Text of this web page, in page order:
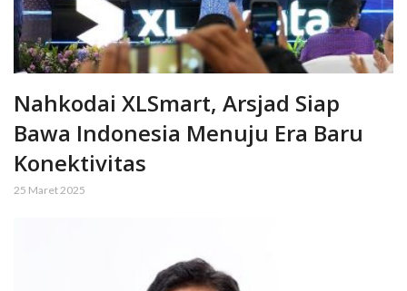
Nahkodai XLSmart, Arsjad Siap
Bawa Indonesia Menuju Era Baru
Konektivitas
25 Maret 2025